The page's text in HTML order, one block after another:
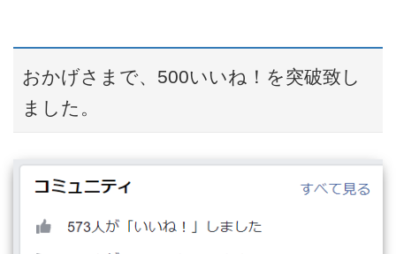
おかげさまで、500いいね！を突破致し
ました。